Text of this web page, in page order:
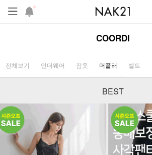
COORDI
전체보기 언더웨어 잠옷 머플러 벨트
BEST